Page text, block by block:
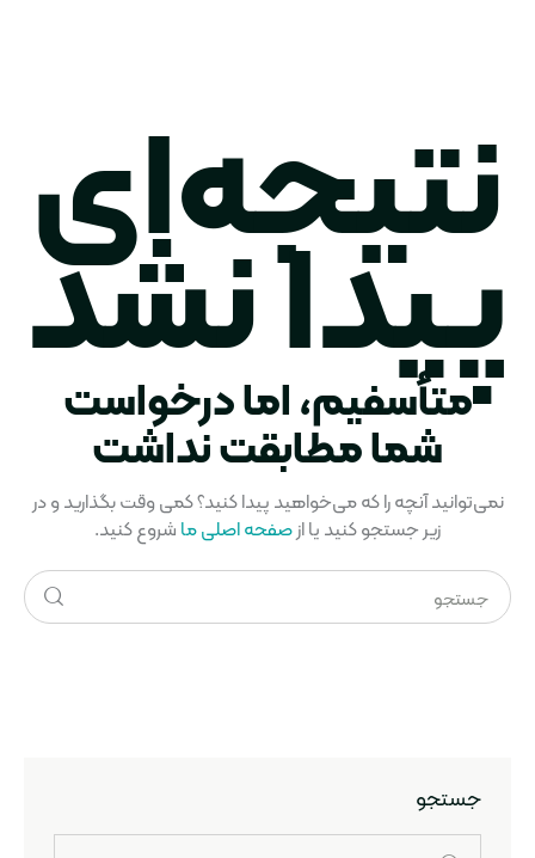
نتیجه‌ای
پیدا نشد
متأسفیم، اما درخواست
شما مطابقت نداشت
نمی‌توانید آنچه را که می‌خواهید پیدا کنید؟ کمی وقت بگذارید و در
زیر جستجو کنید یا ازصفحه اصلی ماشروع کنید.
جستجو